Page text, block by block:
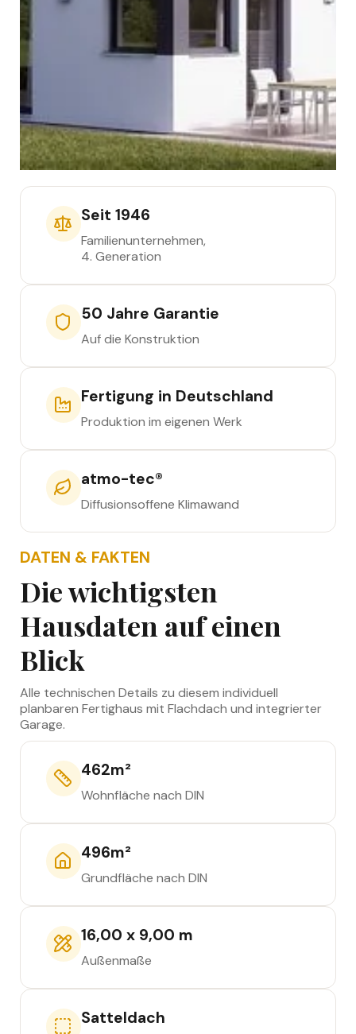
Seit 1946
Familienunternehmen,
4. Generation
50 Jahre Garantie
Auf die Konstruktion
Fertigung in Deutschland
Produktion im eigenen Werk
atmo-tec®
Diffusionsoffene Klimawand
DATEN & FAKTEN
Die wichtigsten
Hausdaten auf einen
Blick
Alle technischen Details zu diesem individuell
planbaren Fertighaus mit Flachdach und integrierter
Garage.
462m²
Wohnfläche nach DIN
496m²
Grundfläche nach DIN
16,00 x 9,00 m
Außenmaße
Satteldach